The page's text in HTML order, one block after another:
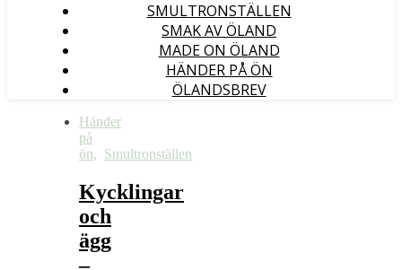
SMULTRONSTÄLLEN
SMAK AV ÖLAND
MADE ON ÖLAND
HÄNDER PÅ ÖN
ÖLANDSBREV
Händer
på
ön, Smultronställen
Kycklingar
och
ägg
–